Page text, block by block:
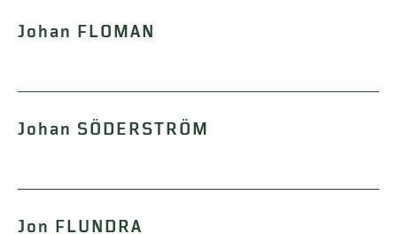
Johan FLOMAN
Johan SÖDERSTRÖM
Jon FLUNDRA